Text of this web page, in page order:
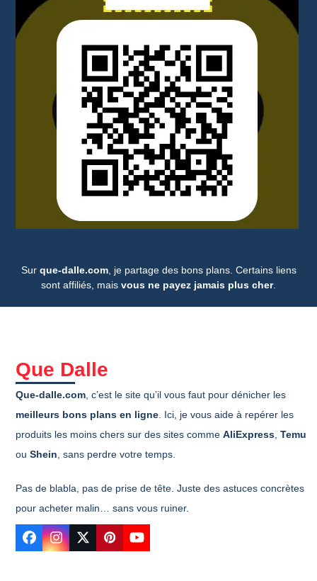
Sur que-dalle.com, je partage des bons plans. Certains liens
sont affiliés, mais vous ne payez jamais plus cher.
Que Dalle
Que-dalle.com , c’est le site qu’il vous faut pour dénicher les
meilleurs bons plans en ligne . Ici, je vous aide à repérer les
produits les moins chers sur des sites commeAliExpress ,Temu
ouShein , sans perdre votre temps.
Pas de blabla, pas de prise de tête. Juste des astuces concrètes
pour acheter malin… sans vous ruiner.
Facebook
Instagram
TwitterPinterestYouTube